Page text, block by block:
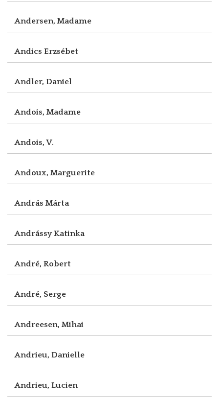
Andersen, Madame
Andics Erzsébet
Andler, Daniel
Andois, Madame
Andois, V.
Andoux, Marguerite
András Márta
Andrássy Katinka
André, Robert
André, Serge
Andreesen, Mihai
Andrieu, Danielle
Andrieu, Lucien